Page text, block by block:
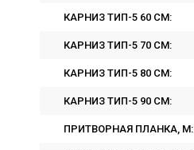
КАРНИЗ ТИП-5 60 СМ:
КАРНИЗ ТИП-5 70 СМ:
КАРНИЗ ТИП-5 80 СМ:
КАРНИЗ ТИП-5 90 СМ:
ПРИТВОРНАЯ ПЛАНКА, M: